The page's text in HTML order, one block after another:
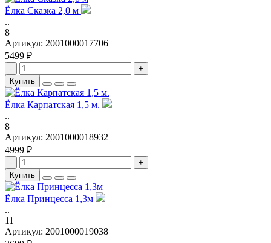
Ёлка Сказка 2,0 м
..
8
Артикул: 2001000017706
5499 ₽
-
+
Купить
Ёлка Карпатская 1,5 м.
..
8
Артикул: 2001000018932
4999 ₽
-
+
Купить
Ёлка Принцесса 1,3м
..
11
Артикул: 2001000019038